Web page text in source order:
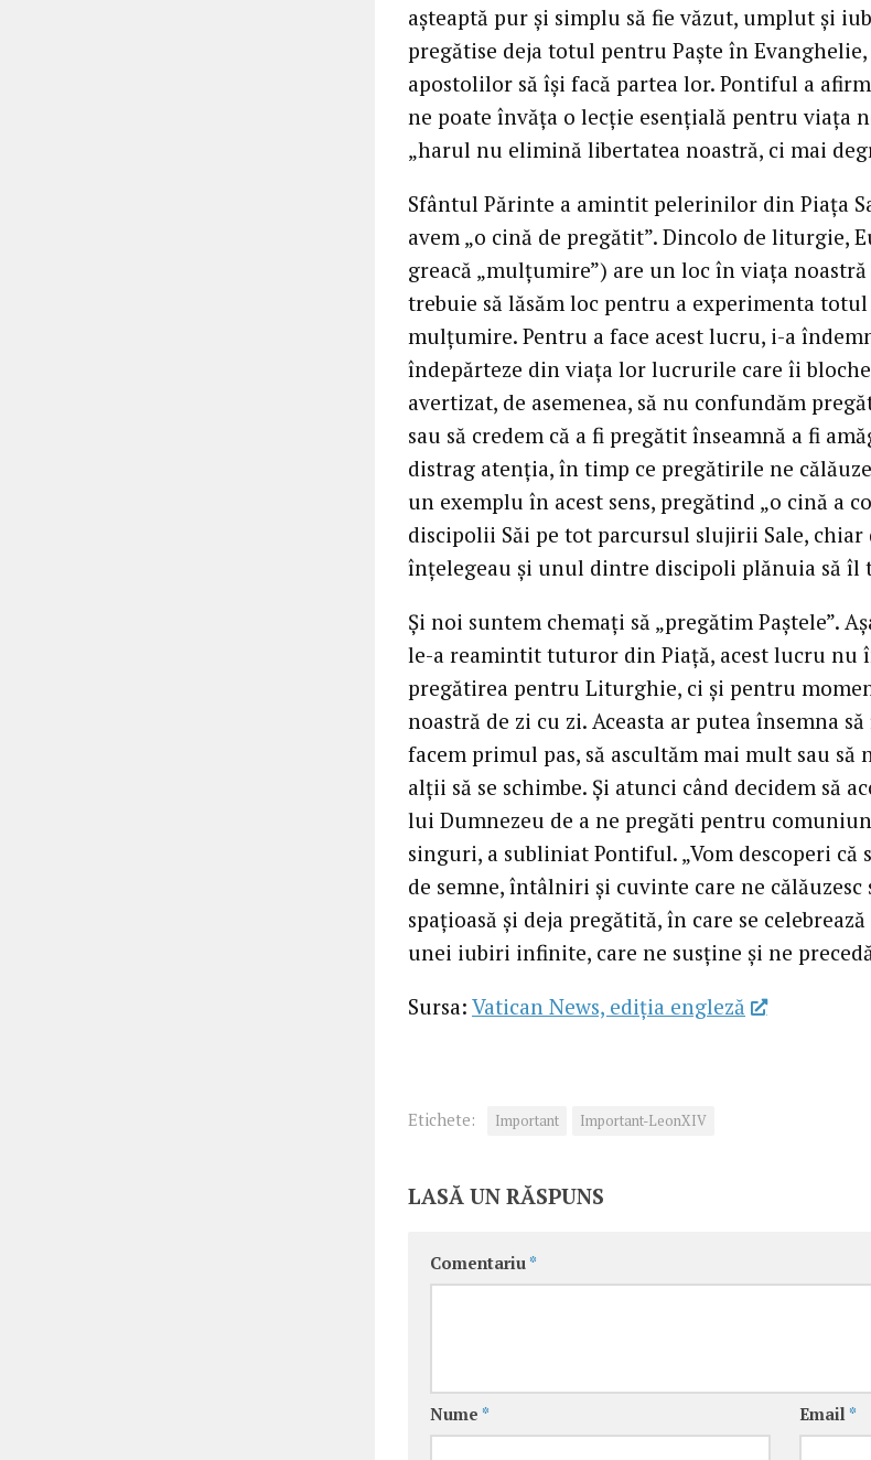
așteaptă pur și simplu să fie văzut, umplut și
pregătise deja totul pentru Paște în
apostolilor să își facă partea lor. Pontiful a
ne poate învăța o lecție esențială pentru viața
„harul nu elimină libertatea noastră, ci mai
Sfântul Părinte a amintit pelerinilor din Piața
avem „o cină de pregătit”. Dincolo de liturgie,
greacă „mulțumire”) are un loc în viața noastră
trebuie să lăsăm loc pentru a experimenta totul
mulțumire. Pentru a face acest lucru, i-a
îndepărteze din viața lor lucrurile care îi
avertizat, de asemenea, să nu confundăm
sau să credem că a fi pregătit înseamnă a fi
distrag atenția, în timp ce pregătirile ne
un exemplu în acest sens, pregătind „o cină a
discipolii Săi pe tot parcursul slujirii Sale, chiar
înțelegeau și unul dintre discipoli plănuia să îl
Și noi suntem chemați să „pregătim Paștele”.
le-a reamintit tuturor din Piață, acest lucru nu
pregătirea pentru Liturghie, ci și pentru
noastră de zi cu zi. Aceasta ar putea însemna
facem primul pas, să ascultăm mai mult sau să
alții să se schimbe. Și atunci când decidem să
lui Dumnezeu de a ne pregăti pentru
singuri, a subliniat Pontiful. „Vom descoperi
de semne, întâlniri și cuvinte care ne călăuzesc
spațioasă și deja pregătită, în care se
unei iubiri infinite, care ne susține și ne
Sursa: Vatican News, ediția engleză
Etichete: Important Important-LeonXIV
LASĂ UN RĂSPUNS
Comentariu *
Nume * Email *